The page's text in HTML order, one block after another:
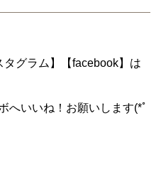
タグラム】【facebook】は
へいいね！お願いします(*ﾟ